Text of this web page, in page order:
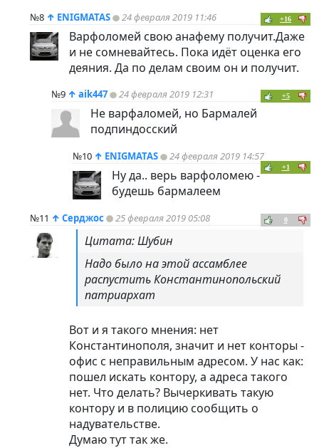
№8 ↑ ENIGMATAS 24 февраля 2019 11:46 +16
Варфоломей свою анафему получит.Даже
и не сомневайтесь. Пока идёт оценка его
деяния. Да по делам своим он и получит.
№9 ↑ aik447 24 февраля 2019 12:31 +5
Не варфаломей, но Бармалей
подпиндосский
№10 ↑ ENIGMATAS 24 февраля 2019 14:57
+1
Ну да.. верь варфоломею -
будешь бармалеем
№11 ↑ Серджос 25 февраля 2019 05:08 0
Цитата: Шубин
Надо было на этой ассамблее
распустить Константинопольский
патриархат
Вот и я такого мнения: нет
Константинополя, значит и нет конторы -
офис с неправильным адресом. У нас как:
пошел искать контору, а адреса такого
нет. Что делать? Вычеркивать такую
контору и в полицию сообщить о
надувательстве.
Думаю тут так же.